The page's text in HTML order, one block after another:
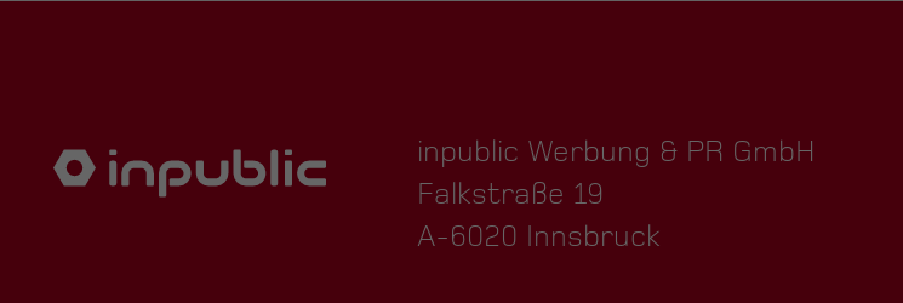
inpublic Werbung & PR GmbH
Falkstraße 19
A-6020 Innsbruck